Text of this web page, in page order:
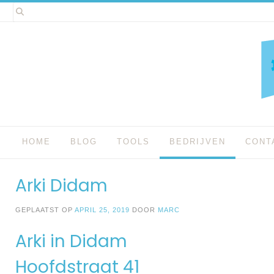
Spring
naar
HOME BLOG TOOLS BEDRIJVEN
Arki Didam
GEPLAATST OP APRIL 25, 2019 DOOR MARC
Arki in Didam
Hoofdstraat 41